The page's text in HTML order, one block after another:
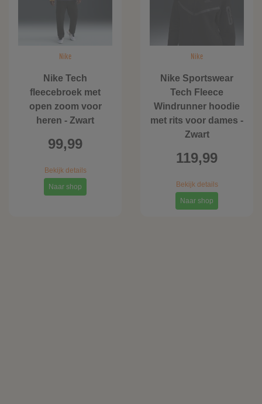
Nike
Nike Tech
fleecebroek met
open zoom voor
heren - Zwart
99,99
Bekijk details
Naar shop
Nike
Nike Sportswear
Tech Fleece
Windrunner hoodie
met rits voor dames -
Zwart
119,99
Bekijk details
Naar shop